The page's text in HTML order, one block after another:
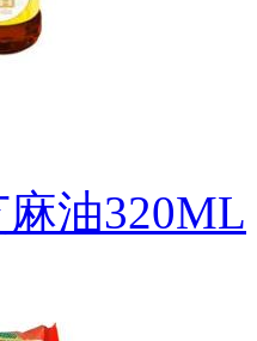
油320ML